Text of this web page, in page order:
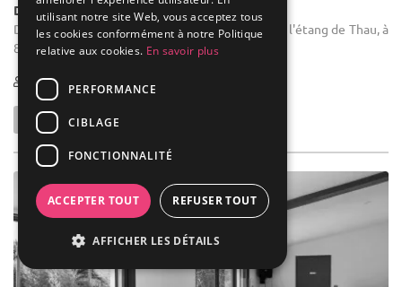
Demeure de caractère / Domaine
Domaine mariage : Au milieu des vignes, prés de l'étang de Thau, à
8km de Mèze.
10-1200
utilisant notre site Web, vous acceptez tous
les cookies conformément à notre Politique
relative aux cookies. En savoir plus
PERFORMANCE
CIBLAGE
FONCTIONNALITÉ
ACCEPTER TOUT REFUSER TOUT
AFFICHER LES DÉTAILS